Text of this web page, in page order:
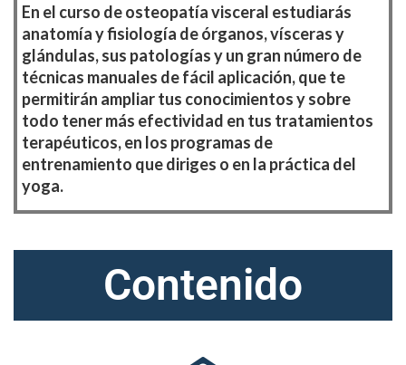
En el curso de osteopatía visceral estudiarás
anatomía y fisiología de órganos, vísceras y
glándulas, sus patologías y un gran número de
técnicas manuales de fácil aplicación, que te
permitirán ampliar tus conocimientos y sobre
todo tener más efectividad en tus tratamientos
terapéuticos, en los programas de
entrenamiento que diriges o en la práctica del
yoga.
Contenido